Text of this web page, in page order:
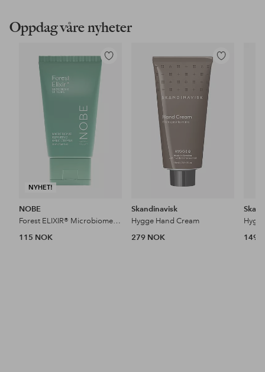
Oppdag våre nyheter
NYHET!
Legg
til
favoritter
NOBE
Forest ELIXIR® Microbiome Repairing Hand Cream 50 Ml
115 NOK
Legg
Skandinavisk
Hygge Hand Cream
279 NOK
149